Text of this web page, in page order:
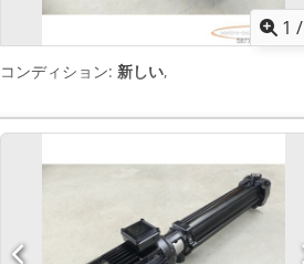
1 /
コンディション: 新しい,